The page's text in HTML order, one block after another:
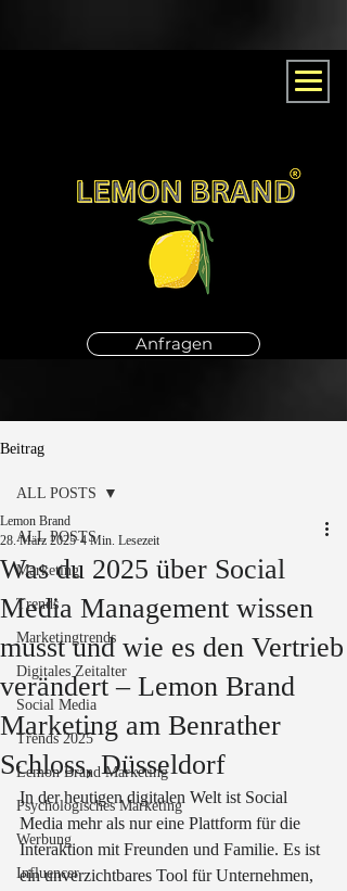
Anfragen
Beitrag
ALL POSTS
Marketing
Trends
Marketingtrends
Digitales Zeitalter
Social Media
Trends 2025
Lemon Brand Marketing
Psychologisches Marketing
Werbung
Influencer
ALL POSTS
Was du 2025 über Social
Media Management wissen
musst und wie es den Vertrieb
verändert – Lemon Brand
Marketing am Benrather
Schloss, Düsseldorf
Lemon Brand
28. März 2025 4 Min. Lesezeit
In der heutigen digitalen Welt ist Social
Media mehr als nur eine Plattform für die
Interaktion mit Freunden und Familie. Es ist
ein unverzichtbares Tool für Unternehmen,